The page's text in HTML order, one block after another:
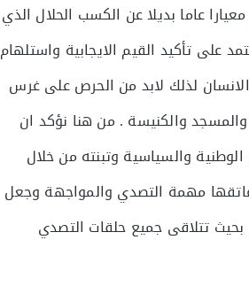
عاما بديلا عن الكسب الحلال الذي
على تأكيد القيم الايجابية واستلهام
لذلك لابد من الحرص على غرس
والكنيسة . من هنا نؤكد ان
والسياسية وتبنته من خلال
مهمة التصدي والمواجهة وجعل
تتلاقى جميع حلقات التصدي